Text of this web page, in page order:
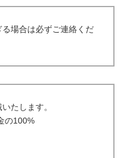
場合は必ずご連絡くだ
たします。
の100%